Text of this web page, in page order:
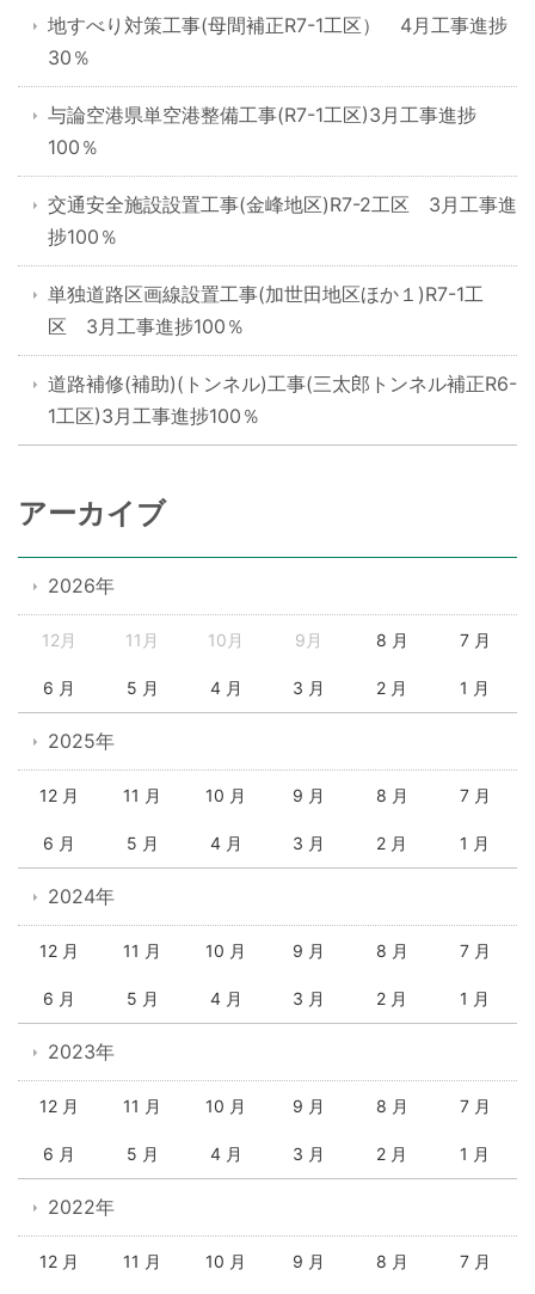
地すべり対策工事(母間補正R7-1工区） 4月工事進捗
30％
与論空港県単空港整備工事(R7-1工区)3月工事進捗
100％
交通安全施設設置工事(金峰地区)R7-2工区 3月工事進
捗100％
単独道路区画線設置工事(加世田地区ほか１)R7-1工
区 3月工事進捗100％
道路補修(補助)(トンネル)工事(三太郎トンネル補正R6-
1工区)3月工事進捗100％
アーカイブ
2026年
12月 11月 10月 9月 8 月 7 月
6 月 5 月 4 月 3 月 2 月 1 月
2025年
12 月 11 月 10 月 9 月 8 月 7 月
6 月 5 月 4 月 3 月 2 月 1 月
2024年
12 月 11 月 10 月 9 月 8 月 7 月
6 月 5 月 4 月 3 月 2 月 1 月
2023年
12 月 11 月 10 月 9 月 8 月 7 月
6 月 5 月 4 月 3 月 2 月 1 月
2022年
12 月 11 月 10 月 9 月 8 月 7 月